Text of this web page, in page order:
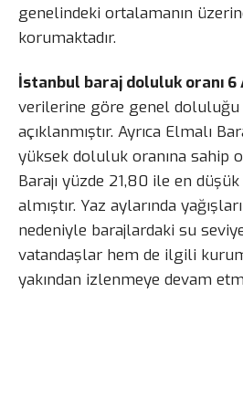
genelindeki ortalamanın
korumaktadır.
İstanbul baraj doluluk oranı
verilerine göre genel doluluğu
açıklanmıştır. Ayrıca Elmalı
yüksek doluluk oranına sahip
Barajı yüzde 21,80 ile en
almıştır. Yaz aylarında
nedeniyle barajlardaki su
vatandaşlar hem de ilgili
yakından izlenmeye devam